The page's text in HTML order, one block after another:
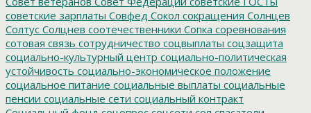
советские зарплаты Совфед Сокол сокращения Солнцев
Солтус Солцнев соотечественники Сопка соревнования
сотовая связь сотрудничество соцвыплаты соцзащита
социально-культурный центр социально-политическая
устойчивость социально-экономическое положение
социальное питание социальные выплаты социальные
пенсии социальные сети социальный контракт